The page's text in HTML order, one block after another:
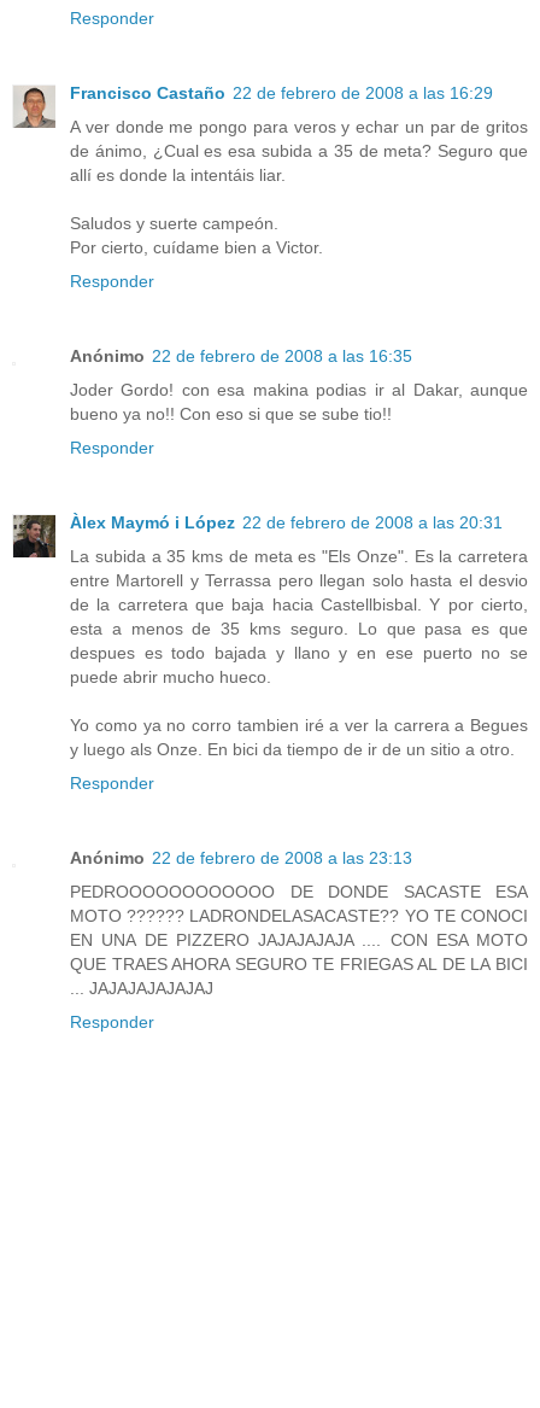
Responder
Francisco Castaño 22 de febrero de 2008 a las 16:29
A ver donde me pongo para veros y echar un par de gritos
de ánimo, ¿Cual es esa subida a 35 de meta? Seguro que
allí es donde la intentáis liar.
Saludos y suerte campeón.
Por cierto, cuídame bien a Victor.
Responder
Anónimo 22 de febrero de 2008 a las 16:35
Joder Gordo! con esa makina podias ir al Dakar, aunque
bueno ya no!! Con eso si que se sube tio!!
Responder
Àlex Maymó i López 22 de febrero de 2008 a las 20:31
La subida a 35 kms de meta es "Els Onze". Es la carretera
entre Martorell y Terrassa pero llegan solo hasta el desvio
de la carretera que baja hacia Castellbisbal. Y por cierto,
esta a menos de 35 kms seguro. Lo que pasa es que
despues es todo bajada y llano y en ese puerto no se
puede abrir mucho hueco.
Yo como ya no corro tambien iré a ver la carrera a Begues
y luego als Onze. En bici da tiempo de ir de un sitio a otro.
Responder
Anónimo 22 de febrero de 2008 a las 23:13
PEDROOOOOOOOOOOO DE DONDE SACASTE ESA
MOTO ?????? LADRONDELASACASTE?? YO TE CONOCI
EN UNA DE PIZZERO JAJAJAJAJA .... CON ESA MOTO
QUE TRAES AHORA SEGURO TE FRIEGAS AL DE LA BICI
... JAJAJAJAJAJAJ
Responder